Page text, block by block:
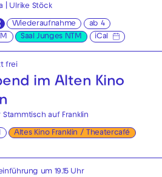
| Ulrike Stöck
Wiederaufnahme
ab 4
Saal Junges NTM iCal
frei
im Alten Kino
auf Franklin
Altes Kino Franklin / Theatercafé
um 19.15 Uhr